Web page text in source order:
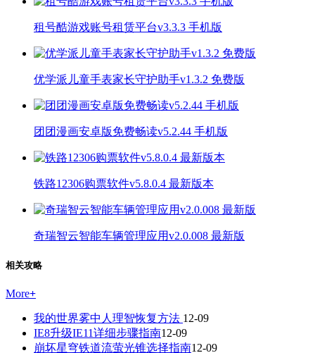
租号酷游戏账号租赁平台v3.3.3 手机版
优学派儿童手表家长守护助手v1.3.2 免费版
团团漫画安卓版免费畅读v5.2.44 手机版
铁路12306购票软件v5.8.0.4 最新版本
奇瑞智云智能车辆管理应用v2.0.008 最新版
相关攻略
More+
我的世界雾中人理智恢复方法 12-09
IE8升级IE11详细步骤指南12-09
崩坏星穹铁道流萤光锥选择指南12-09